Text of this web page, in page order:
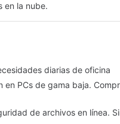
en la nube.
diarias de oficina
PCs de gama baja.
de archivos en línea.